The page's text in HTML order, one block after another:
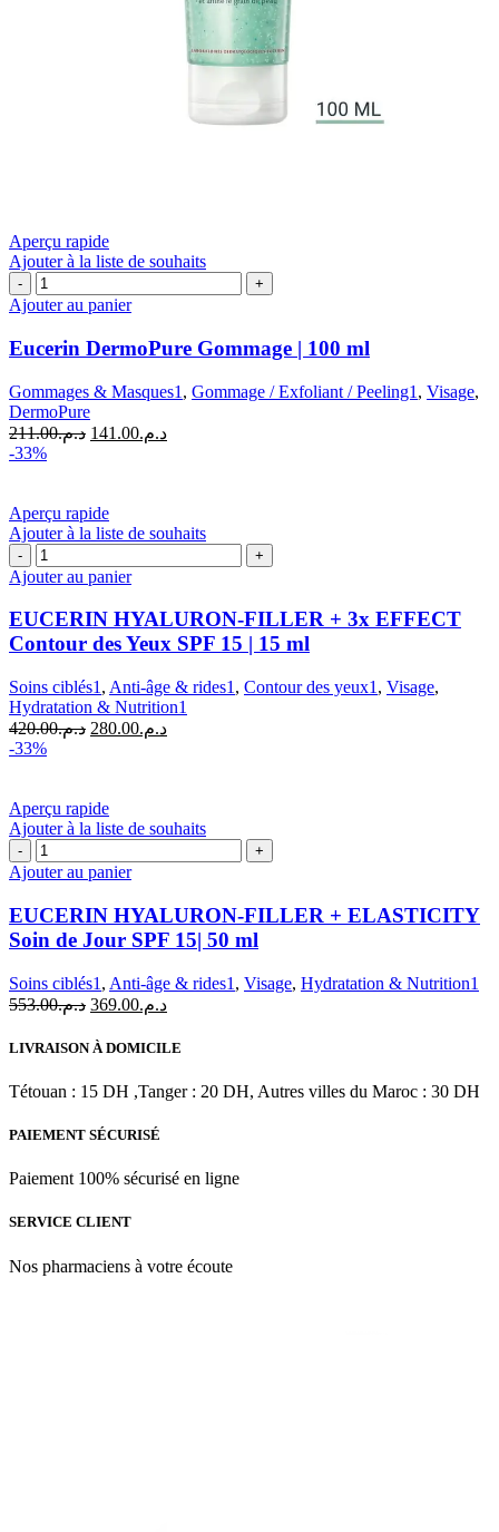
Aperçu rapide
Ajouter à la liste de souhaits
quantité
de
Eucerin
DermoPure
Gommage
100
ml
Ajouter au panier
Eucerin DermoPure Gommage | 100 ml
Gommages & Masques1 , Gommage / Exfoliant / Peeling1 , Visage,
DermoPure
د.م.211.00
Le
د.م.141.00
Le
-33%
Aperçu rapide
Ajouter à la liste de souhaits
quantité
de
EUCERIN
HYALURON-
FILLER
+
EFFECT
Contour
des
Yeux
|
15
ml
Ajouter au panier
EUCERIN HYALURON-FILLER + 3x EFFECT
Contour des Yeux SPF 15 | 15 ml
Soins ciblés1 , Anti-âge & rides1 , Contour des yeux1 , Visage,
Hydratation & Nutrition1
د.م.420.00
Le
د.م.280.00
Le
-33%
Aperçu rapide
Ajouter à la liste de souhaits
quantité
de
EUCERIN
HYALURON-
FILLER
+
Soin
de
SPF
50
Ajouter au panier
EUCERIN HYALURON-FILLER + ELASTICITY
Soin de Jour SPF 15| 50 ml
Soins ciblés1 , Anti-âge & rides1 , Visage, Hydratation & Nutrition1
د.م.553.00
Le
initial
د.م.369.00
Le
actuel
د.م.369.00.
LIVRAISON À DOMICILE
Tétouan : 15 DH ,Tanger : 20 DH, Autres villes du Maroc : 30 DH
PAIEMENT SÉCURISÉ
Paiement 100% sécurisé en ligne
SERVICE CLIENT
Nos pharmaciens à votre écoute